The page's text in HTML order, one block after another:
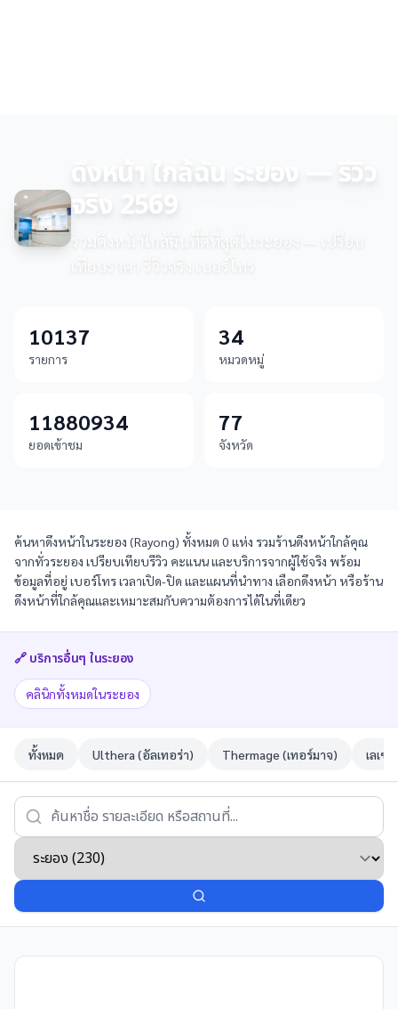
ดึงหน้า ใกล้ฉัน ระยอง — รีวิว
จริง 2569
รวมดึงหน้าใกล้ฉันที่ดีที่สุดในระยอง — เปรียบ
เทียบราคา รีวิวจริง เบอร์โทร
10137
รายการ
34
หมวดหมู่
11880934
ยอดเข้าชม
77
จังหวัด
ค้นหาดึงหน้าในระยอง (Rayong) ทั้งหมด 0 แห่ง รวมร้านดึงหน้าใกล้คุณ
จากทั่วระยอง เปรียบเทียบรีวิว คะแนน และบริการจากผู้ใช้จริง พร้อม
ข้อมูลที่อยู่ เบอร์โทร เวลาเปิด-ปิด และแผนที่นำทาง เลือกดึงหน้า หรือร้าน
ดึงหน้าที่ใกล้คุณและเหมาะสมกับความต้องการได้ในที่เดียว
🔗 บริการอื่นๆ ในระยอง
คลินิกทั้งหมดในระยอง
ทั้งหมด Ulthera (อัลเทอร่า) Thermage (เทอร์มาจ) เลเซ